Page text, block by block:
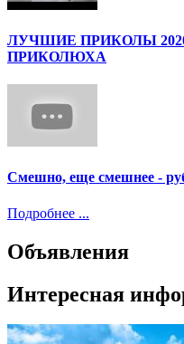
ЛУЧШИЕ ПРИКОЛЫ 2020
ПРИКОЛЮХА
Смешно, еще смешнее -
Подробнее ...
Объявления
Интересная